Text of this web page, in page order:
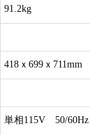
91.2kg
418ｘ699ｘ711mm
単相115V 50/60Hz